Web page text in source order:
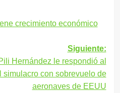
crecimiento económico
Siguiente:
Hernández le respondió al
simulacro con sobrevuelo de
aeronaves de EEUU